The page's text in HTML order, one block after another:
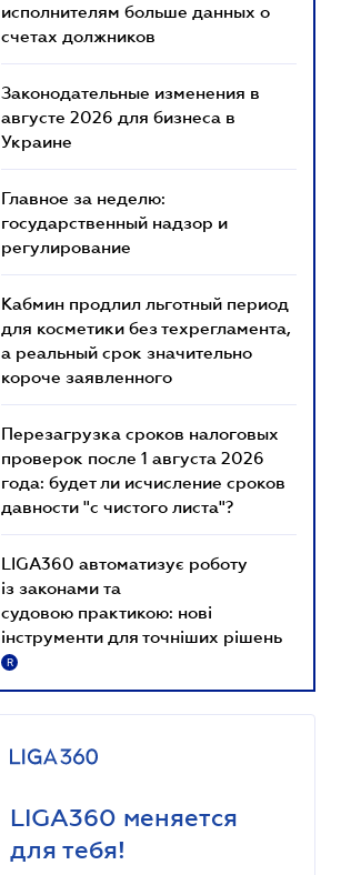
исполнителям больше данных о
счетах должников
Законодательные изменения в
августе 2026 для бизнеса в
Украине
Главное за неделю:
государственный надзор и
регулирование
Кабмин продлил льготный период
для косметики без техрегламента,
а реальный срок значительно
короче заявленного
Перезагрузка сроков налоговых
проверок после 1 августа 2026
года: будет ли исчисление сроков
давности "с чистого листа"?
LIGA360 автоматизує роботу
із законами та
судовою практикою: нові
інструменти для точніших рішень
R
LIGA360 меняется
для тебя!